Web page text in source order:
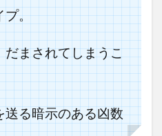
プ。
だまされてしまうこ
送る暗示のある凶数